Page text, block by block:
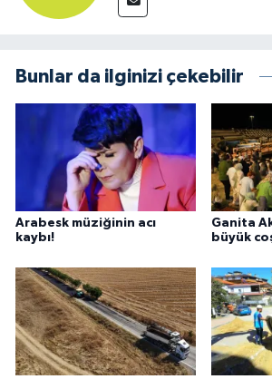
Bunlar da ilginizi çekebilir
Arabesk müziğinin acı
kaybı!
Ganita
büyük